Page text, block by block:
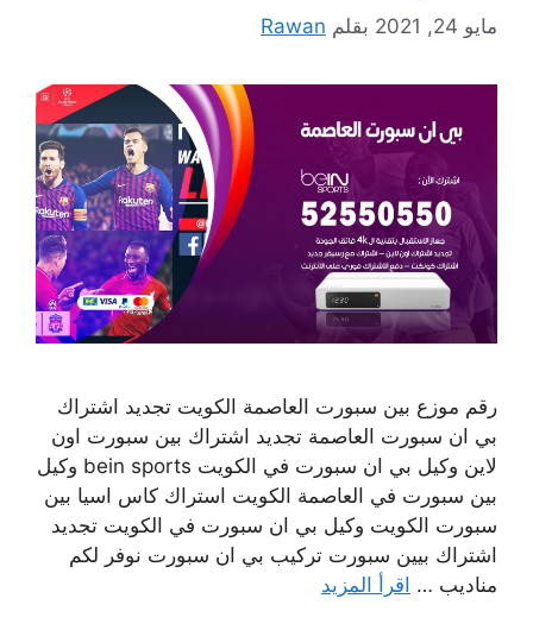
مايو 24, 2021 بقلم Rawan
رقم موزع بين سبورت العاصمة الكويت تجديد اشتراك
بي ان سبورت العاصمة تجديد اشتراك بين سبورت اون
لاين وكيل بي ان سبورت في الكويت bein sports وكيل
بين سبورت في العاصمة الكويت استراك كاس اسيا بين
سبورت الكويت وكيل بي ان سبورت في الكويت تجديد
اشتراك بيين سبورت تركيب بي ان سبورت نوفر لكم
مناديب … اقرأ المزيد